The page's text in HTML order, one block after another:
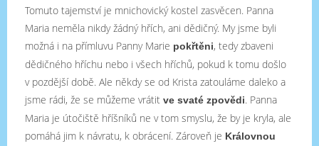
Tomuto tajemství je mnichovický kostel zasvěcen. Panna
Maria neměla nikdy žádný hřích, ani dědičný. My jsme byli
možná i na přímluvu Panny Marie pokřtěni, tedy zbaveni
dědičného hříchu nebo i všech hříchů, pokud k tomu došlo
v pozdější době. Ale někdy se od Krista zatouláme daleko a
jsme rádi, že se můžeme vrátit ve svaté zpovědi. Panna
Maria je útočiště hříšníků ne v tom smyslu, že by je kryla, ale
pomáhá jim k návratu, k obrácení. Zároveň je Královnou